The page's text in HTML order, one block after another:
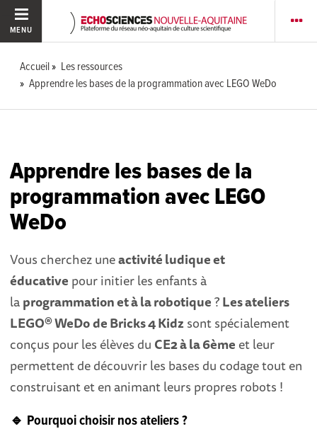
MENU
Accueil
Les ressources
Apprendre les bases de la programmation avec LEGO WeDo
Apprendre les bases de la
programmation avec LEGO
WeDo
Vous cherchez uneactivité ludique et
éducative pour initier les enfants à
laprogrammation et à la robotique?Lesateliers
LEGO® WeDode Bricks 4 Kidz sont spécialement
conçus pour les élèves du CE2 à la 6ème et leur
permettent de découvrir les bases du codage tout en
construisant et en animant leurs propres robots !
🔹 Pourquoi choisir nos ateliers ?